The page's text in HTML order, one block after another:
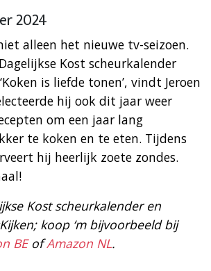
2024
alleen het nieuwe tv-seizoen.
Kost scheurkalender
is liefde tonen’, vindt Jeroen
hij ook dit jaar weer
om een jaar lang
te koken en te eten. Tijdens
hij heerlijk zoete zondes.
Kost scheurkalender en
koop ‘m bijvoorbeeld bij
BEofAmazon NL.